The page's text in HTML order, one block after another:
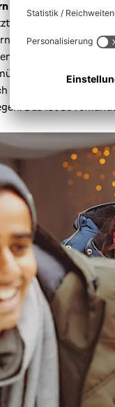
Winterkollektion...
kann mir nichts
Sechs Jahre war
es richtig
wird, die
Geschichten
Das ist so